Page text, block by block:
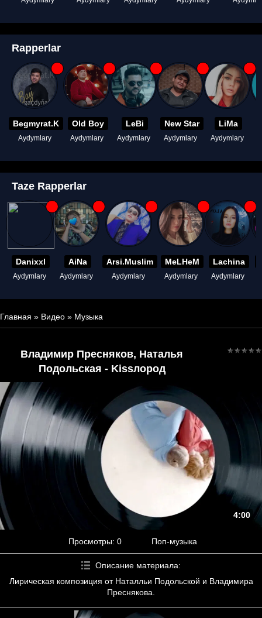
Rapperlar
Begmyrat.K
Aydymlary
Old Boy
Aydymlary
LeBi
Aydymlary
New Star
Aydymlary
LiMa
Aydymlary
Taze Rapperlar
Danixxl
Aydymlary
AiNa
Aydymlary
Arsi.Muslim
Aydymlary
MeLHeM
Aydymlary
Lachina
Aydymlary
Главная » Видео » Музыка
Владимир Пресняков, Наталья
Подольская - Kissлород
4:00
Просмотры: 0 Поп-музыка
Описание материала:
Лирическая композиция от Наталльи Подольской и Владимира
Преснякова.